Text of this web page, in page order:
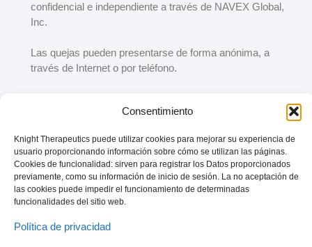
Consentimiento
Knight Therapeutics puede utilizar cookies para mejorar su experiencia de
usuario proporcionando información sobre cómo se utilizan las páginas.
Cookies de funcionalidad: sirven para registrar los Datos proporcionados
previamente, como su información de inicio de sesión. La no aceptación de
las cookies puede impedir el funcionamiento de determinadas
funcionalidades del sitio web.
Política de privacidad
confidencial e independiente a través de NAVEX Global,
Inc.
Las quejas pueden presentarse de forma anónima, a
través de Internet o por teléfono.
https://knighttx.ethicspoint.com